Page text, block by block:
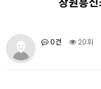
0건 20회